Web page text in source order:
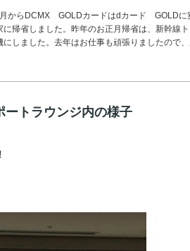
からDCMX GOLDカードはdカード GOLDに
に帰省しました。昨年のお正月帰省は、新幹線ト
にしました。去年はお仕事も頑張りましたので
ートラウンジ内の様子